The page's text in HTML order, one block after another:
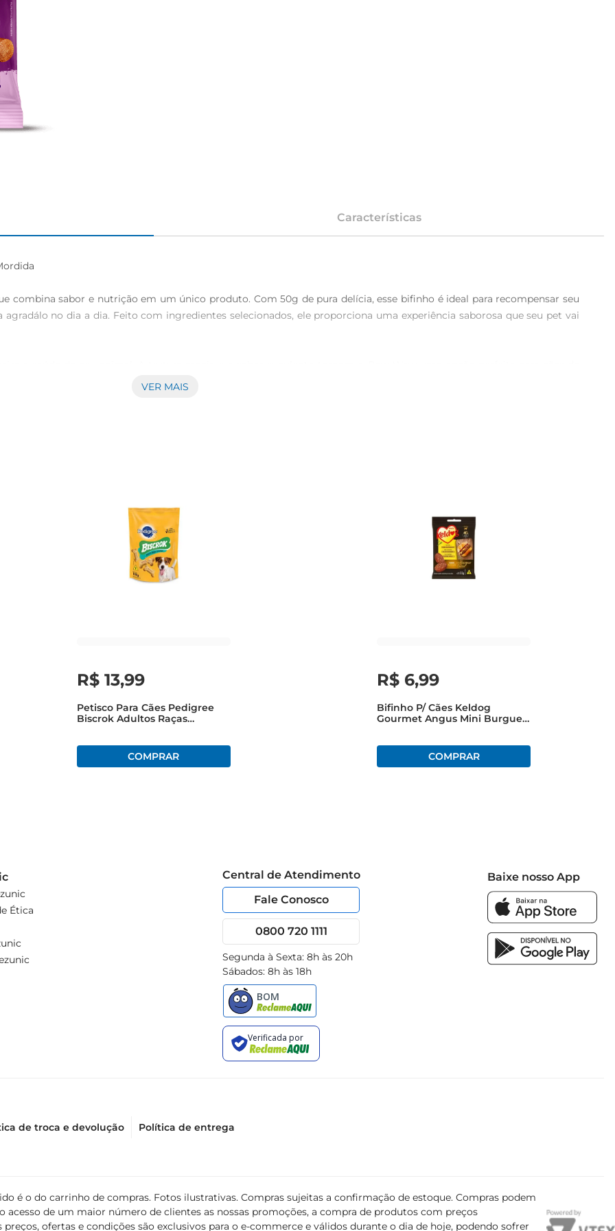
Características
combina sabor e nutrição em um único produto. Com 50g de pura delícia, esse bifinho é ideal para recompensar seu
no dia a dia. Feito com ingredientes selecionados, ele proporciona uma experiência saborosa que seu pet vai
ser utilizado como uma forma de treinamento, ajudando a reforçar comportamentos positivos de maneira prazerosa.
de alegria e sabor para o seu amigo de quatro patas, reforçando o vínculo entre vocês e garantindo que ele se
VER MAIS
R$ 13,99
Petisco Para Cães Pedigree
Biscrok Adultos Raças
R$ 6,99
Bifinho P/ Cães Keldog
Gourmet Angus Mini Burguer
Ética
Central de Atendimento
Fale Conosco
0800 720 1111
Segunda à Sexta: 8h às 20h
Sábados: 8h às 18h
Baixe nosso App
de troca e devolução Política de entrega
é o do carrinho de compras. Fotos ilustrativas. Compras sujeitas a confirmação de estoque. Compras podem
acesso de um maior número de clientes as nossas promoções, a compra de produtos com preços
ofertas e condições são exclusivos para o e-commerce e válidos durante o dia de hoje, podendo sofrer